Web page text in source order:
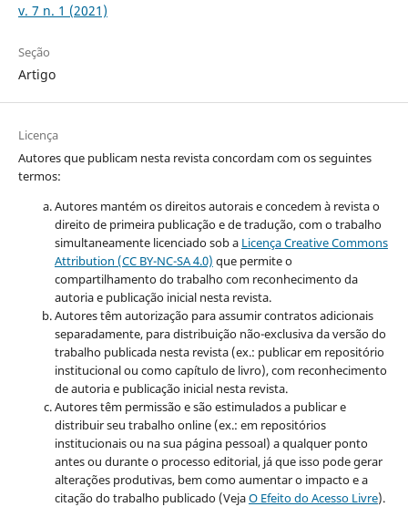
v. 7 n. 1 (2021)
Seção
Artigo
Licença
Autores que publicam nesta revista concordam com os seguintes
termos:
Autores mantém os direitos autorais e concedem à revista o
direito de primeira publicação e de tradução, com o trabalho
simultaneamente licenciado sob a Licença Creative Commons
Attribution (CC BY-NC-SA 4.0) que permite o
compartilhamento do trabalho com reconhecimento da
autoria e publicação inicial nesta revista.
Autores têm autorização para assumir contratos adicionais
separadamente, para distribuição não-exclusiva da versão do
trabalho publicada nesta revista (ex.: publicar em repositório
institucional ou como capítulo de livro), com reconhecimento
de autoria e publicação inicial nesta revista.
Autores têm permissão e são estimulados a publicar e
distribuir seu trabalho online (ex.: em repositórios
institucionais ou na sua página pessoal) a qualquer ponto
antes ou durante o processo editorial, já que isso pode gerar
alterações produtivas, bem como aumentar o impacto e a
citação do trabalho publicado (VejaO Efeito do Acesso Livre).